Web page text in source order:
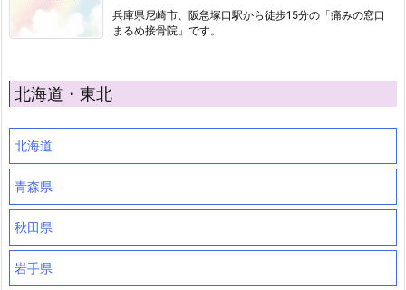
兵庫県尼崎市、阪急塚口駅から徒歩15分の「痛みの窓口
まるめ接骨院」です。
北海道・東北
北海道
青森県
秋田県
岩手県